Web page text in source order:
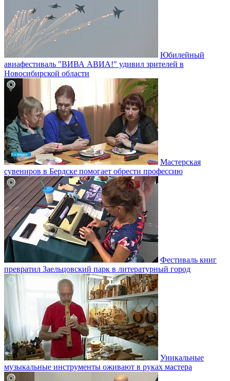
Юбилейный
авиафестиваль "ВИВА АВИА!" удивил зрителей в
Новосибирской области
Мастерская
сувениров в Бердске помогает обрести профессию
Фестиваль книг
превратил Заельцовский парк в литературный город
Уникальные
музыкальные инструменты оживают в руках мастера